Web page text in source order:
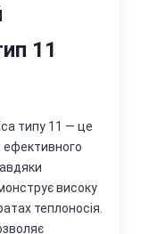
11
типу 11 — це
ефективного
високу
теплоносія.